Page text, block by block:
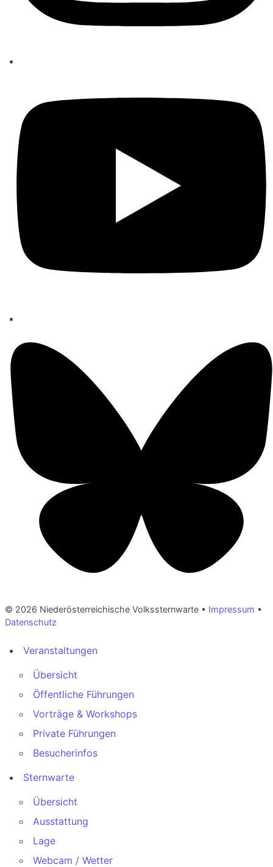
© 2026 Niederösterreichische Volkssternwarte • Impressum •
Datenschutz
Veranstaltungen
Übersicht
Öffentliche Führungen
Vorträge & Workshops
Private Führungen
Besucherinfos
Sternwarte
Übersicht
Ausstattung
Lage
Webcam / Wetter